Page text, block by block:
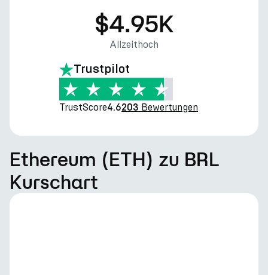
$4.95K
Allzeithoch
Trustpilot
TrustScore4.6203 Bewertungen
Ethereum (ETH) zu BRL
Kurschart